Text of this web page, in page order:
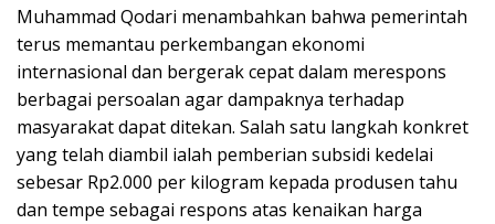
Muhammad Qodari menambahkan bahwa pemerintah
terus memantau perkembangan ekonomi
internasional dan bergerak cepat dalam merespons
berbagai persoalan agar dampaknya terhadap
masyarakat dapat ditekan. Salah satu langkah konkret
yang telah diambil ialah pemberian subsidi kedelai
sebesar Rp2.000 per kilogram kepada produsen tahu
dan tempe sebagai respons atas kenaikan harga